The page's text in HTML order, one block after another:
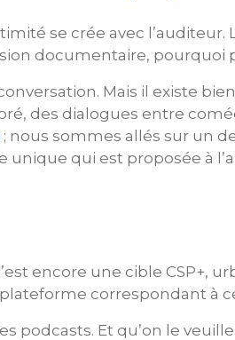
se crée avec
documentaire, pourquoi
Mais il existe
des dialogues entre
; nous sommes allés sur un
unique qui est proposée à
encore une cible CSP+,
correspondant à
podcasts. Et qu’on le